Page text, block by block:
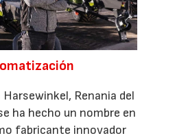
Renania del
ha hecho un nombre en
fabricante innovador